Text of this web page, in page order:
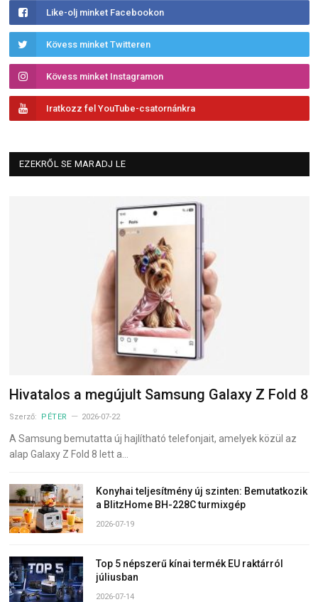
Like-olj minket Facebookon
Kövess minket Twitteren
Kövess minket Instagramon
Iratkozz fel YouTube-csatornánkra
EZEKRŐL SE MARADJ LE
Hivatalos a megújult Samsung Galaxy Z Fold 8
Szerző: PÉTER 2026-07-22
A Samsung bemutatta új hajlítható telefonjait, amelyek közül az
alap Galaxy Z Fold 8 lett a…
Konyhai teljesítmény új szinten: Bemutatkozik
a BlitzHome BH-228C turmixgép
2026-07-19
Top 5 népszerű kínai termék EU raktárról
júliusban
2026-07-14